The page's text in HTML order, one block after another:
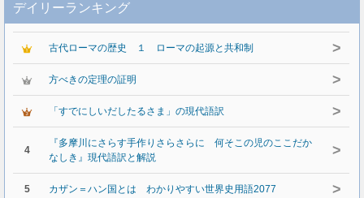
デイリーランキング
古代ローマの歴史 １ ローマの起源と共和制 >
方べきの定理の証明 >
「すでにしいだしたるさま」の現代語訳 >
4
『多摩川にさらす手作りさらさらに 何そこの児のここだか
なしき』現代語訳と解説
>
5 カザン＝ハン国とは わかりやすい世界史用語2077 >